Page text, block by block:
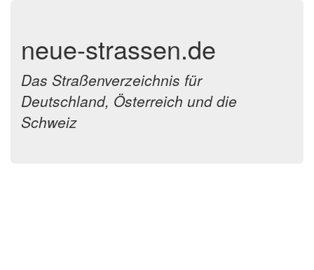
neue-strassen.de
Das Straßenverzeichnis für
Deutschland, Österreich und die
Schweiz